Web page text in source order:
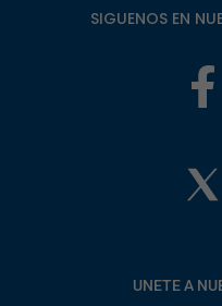
SIGUENOS EN
UNETE A